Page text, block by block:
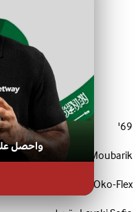
69'
In: Mehdi Moubarik
Armstrong Oko-Flex
واحصل على 300$